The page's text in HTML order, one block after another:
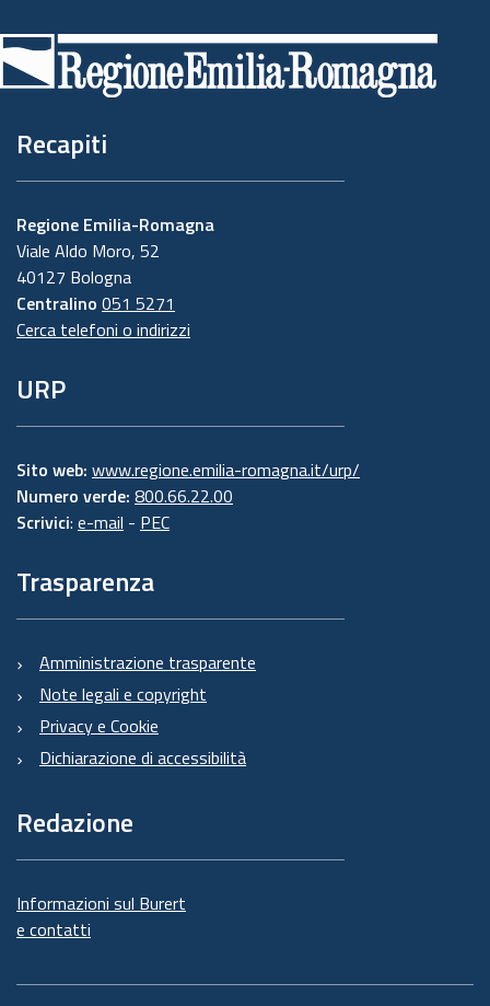
di
pagina
Recapiti
Regione Emilia-Romagna
Viale Aldo Moro, 52
40127 Bologna
Centralino 051 5271
Cerca telefoni o indirizzi
URP
Sito web: www.regione.emilia-romagna.it/urp/
Numero verde: 800.66.22.00
Scrivici: e-mail - PEC
Trasparenza
Amministrazione trasparente
Note legali e copyright
Privacy e Cookie
Dichiarazione di accessibilità
Redazione
Informazioni sul Burert
e contatti